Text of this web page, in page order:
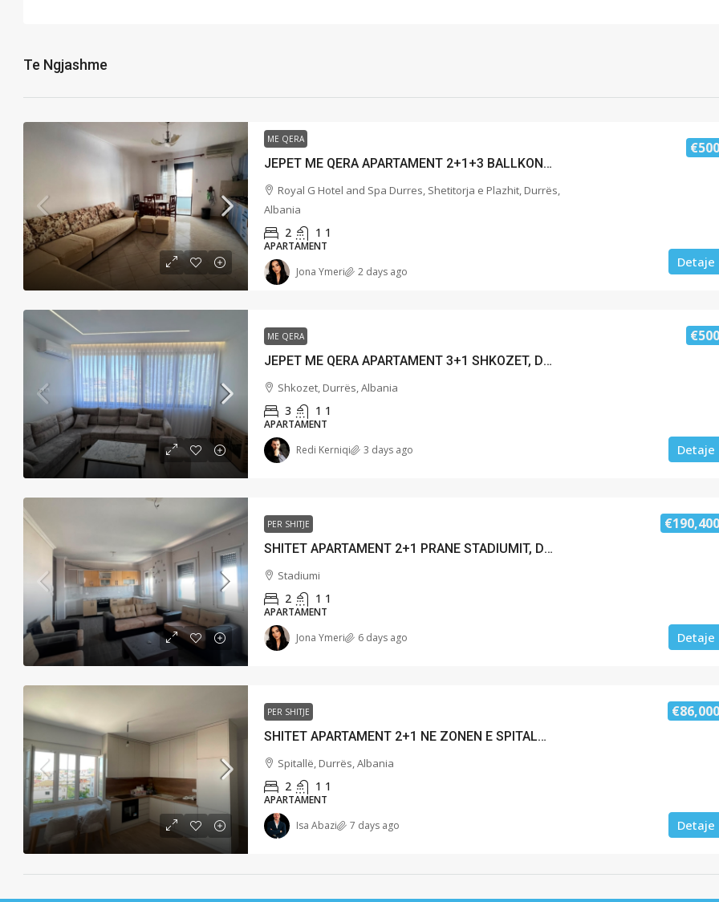
Te Ngjashme
ME QERA
JEPET ME QERA APARTAMENT 2+1+3 BALLKONE NE ZONEN E PLAZHIT, DURRES
€500
Royal G Hotel and Spa Durres, Shetitorja e Plazhit, Durrës,
Albania
2 1 1
APARTAMENT
Detaje
Jona Ymeri 2 days ago
ME QERA
JEPET ME QERA APARTAMENT 3+1 SHKOZET, DURRES
€500
Shkozet, Durrës, Albania
3 1 1
APARTAMENT
Detaje
Redi Kerniqi 3 days ago
PER SHITJE
SHITET APARTAMENT 2+1 PRANE STADIUMIT, DURRES
€190,400
Stadiumi
2 1 1
APARTAMENT
Detaje
Jona Ymeri 6 days ago
PER SHITJE
SHITET APARTAMENT 2+1 NE ZONEN E SPITALLES, DURRES
€86,000
Spitallë, Durrës, Albania
2 1 1
APARTAMENT
Detaje
Isa Abazi 7 days ago